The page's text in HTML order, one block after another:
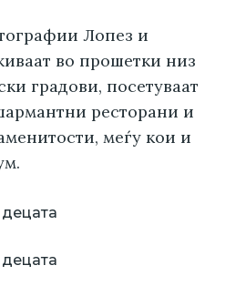
Лопез и
во прошетки низ
градови, посетуваат
ресторани и
меѓу кои и